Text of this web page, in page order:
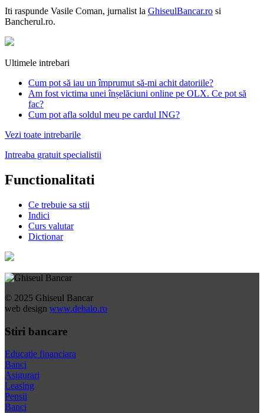
Iti raspunde Vasile Coman, jurnalist la GhiseulBancar.ro si
Bancherul.ro.
Ultimele intrebari
Cum pot să iau un împrumut să-mi achit datoriile?
Am fost victima unei înșelăciuni online pe OLX. Ce pot să
fac?
Cum pot afla soldul meu pe cardul ING?
Vezi toate intrebarile
Intreaba gratuit specialistii
Functionalitati
Ce trebuie sa stii
Indici
Curs valutar
Dictionar
© 2025 Ghiseul Bancar
web design www.dehalo.ro
Stiri bancare
Educatie financiara
Banci
Asigurari
Leasing
Pensii
Banci